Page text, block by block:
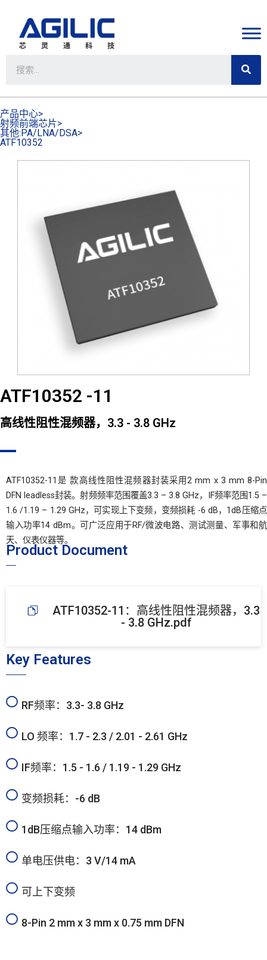
产品中心>
射频前端芯片>
其他:PA/LNA/DSA>
ATF10352
ATF10352 -11
高线性阻性混频器，3.3 - 3.8 GHz
ATF10352-11是 款高线性阻性混频器封装采用2 mm x 3 mm 8-Pin
DFN leadless封装。射频频率范围覆盖3.3 – 3.8 GHz，IF频率范围1.5 –
1.6 /1.19 – 1.29 GHz，可实现上下变频，变频损耗 -6 dB，1dB压缩点
输入功率14 dBm。可广泛应用于RF/微波电路、测试测量、军事和航
天、仪表仪器等。
Product Document
ATF10352-11：高线性阻性混频器，3.3
- 3.8 GHz.pdf
Key Features
RF频率：3.3- 3.8 GHz
LO 频率：1.7 - 2.3 / 2.01 - 2.61 GHz
IF频率：1.5 - 1.6 / 1.19 - 1.29 GHz
变频损耗：-6 dB
1dB压缩点输入功率：14 dBm
单电压供电：3 V/14 mA
可上下变频
8-Pin 2 mm x 3 mm x 0.75 mm DFN